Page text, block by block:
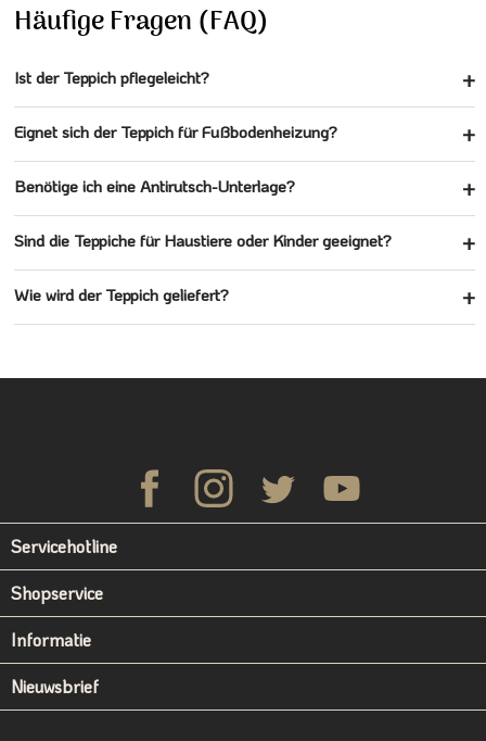
Häufige Fragen (FAQ)
Ist der Teppich pflegeleicht?
Eignet sich der Teppich für Fußbodenheizung?
Benötige ich eine Antirutsch-Unterlage?
Sind die Teppiche für Haustiere oder Kinder geeignet?
Wie wird der Teppich geliefert?
Servicehotline
Shopservice
Informatie
Nieuwsbrief